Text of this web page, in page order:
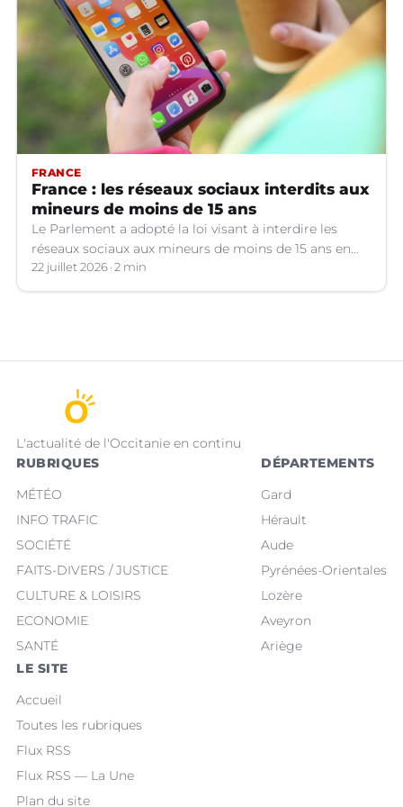
FRANCE
France : les réseaux sociaux interdits aux
mineurs de moins de 15 ans
Le Parlement a adopté la loi visant à interdire les
réseaux sociaux aux mineurs de moins de 15 ans en
France.
22 juillet 2026 2 min
L'actualité de l'Occitanie en continu
RUBRIQUES
MÉTÉO
INFO TRAFIC
SOCIÉTÉ
FAITS-DIVERS / JUSTICE
CULTURE & LOISIRS
ECONOMIE
SANTÉ
DÉPARTEMENTS
Gard
Hérault
Aude
Pyrénées-Orientales
Lozère
Aveyron
Ariège
LE SITE
Accueil
Toutes les rubriques
Flux RSS
Flux RSS — La Une
Plan du site